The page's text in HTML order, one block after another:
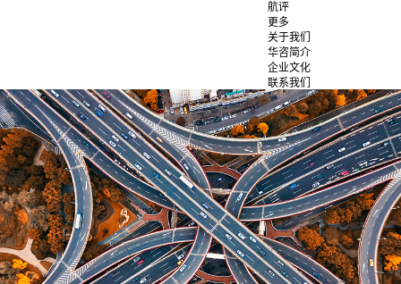
航评
更多
关于我们
华咨简介
企业文化
联系我们